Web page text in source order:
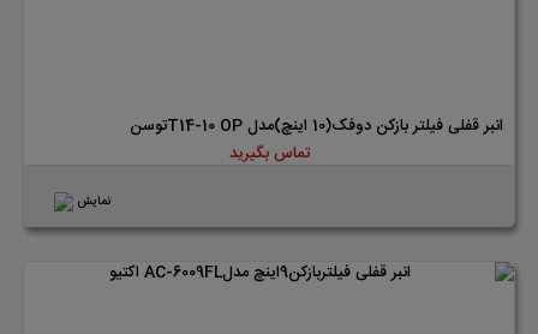
انبر قفلی فیلتر بازکن دوفک(10 اینچ)مدل T14-10 OPتوسن
تماس بگیرید
نمایش